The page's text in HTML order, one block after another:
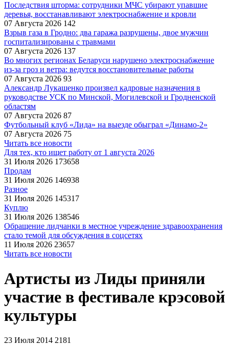
Последствия шторма: сотрудники МЧС убирают упавшие
деревья, восстанавливают электроснабжение и кровли
07 Августа 2026 142
Взрыв газа в Гродно: два гаража разрушены, двое мужчин
госпитализированы с травмами
07 Августа 2026 137
Во многих регионах Беларуси нарушено электроснабжение
из-за гроз и ветра: ведутся восстановительные работы
07 Августа 2026 93
Александр Лукашенко произвел кадровые назначения в
руководстве УСК по Минской, Могилевской и Гродненской
областям
07 Августа 2026 87
Футбольный клуб «Лида» на выезде обыграл «Динамо-2»
07 Августа 2026 75
Читать все новости
Для тех, кто ищет работу от 1 августа 2026
31 Июля 2026 173658
Продам
31 Июля 2026 146938
Разное
31 Июля 2026 145317
Куплю
31 Июля 2026 138546
Обращение лидчанки в местное учреждение здравоохранения
стало темой для обсуждения в соцсетях
11 Июля 2026 23657
Читать все новости
Артисты из Лиды приняли
участие в фестивале крэсовой
культуры
23 Июля 2014 2181